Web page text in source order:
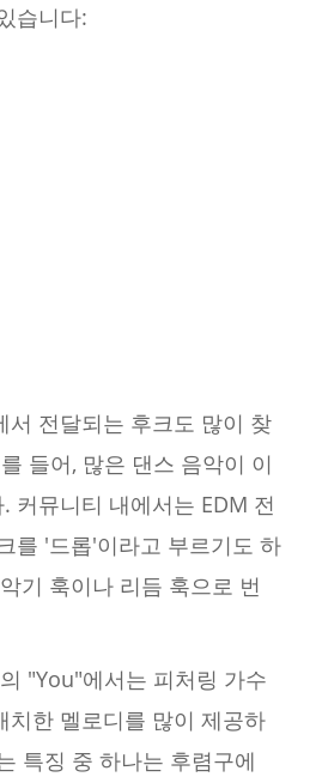
습니다:
서 전달되는 후크도 많이 찾
들어, 많은 댄스 음악이 이
커뮤니티 내에서는 EDM 전
를 '드롭'이라고 부르기도 하
기 훅이나 리듬 훅으로 번
"You"에서는 피처링 가수
치한 멜로디를 많이 제공하
특징 중 하나는 후렴구에